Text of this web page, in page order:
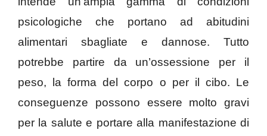
psicologiche che portano ad abitudini
alimentari sbagliate e dannose. Tutto
potrebbe partire da un’ossessione per il
peso, la forma del corpo o per il cibo. Le
conseguenze possono essere molto gravi
per la salute e portare alla manifestazione di